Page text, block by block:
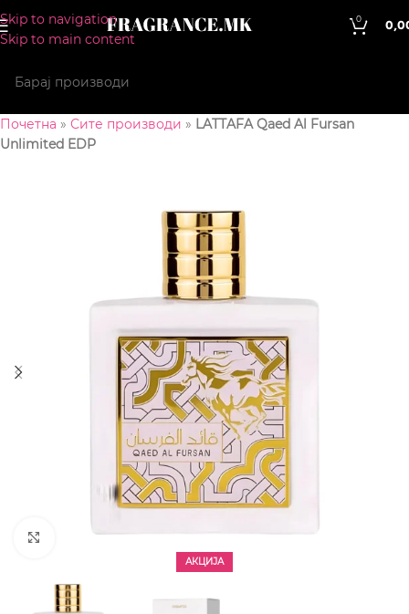
Skip to navigation
Skip to main content
0
Почетна » Сите производи » LATTAFA Qaed Al Fursan
Unlimited EDP
АКЦИЈА
CLICK TO ENLARGE